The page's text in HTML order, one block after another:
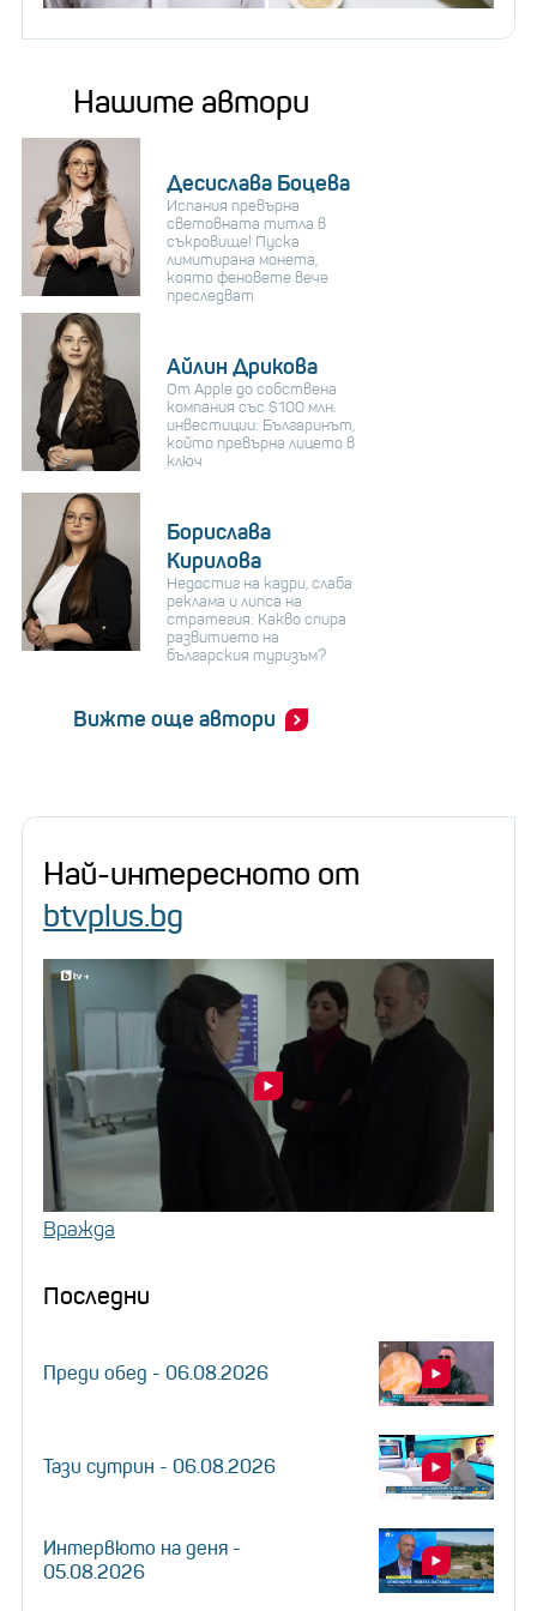
Нашите автори
Десислава Боцева
Испания превърна
световната титла в
съкровище! Пуска
лимитирана монета,
която феновете вече
преследват
Айлин Дрикова
От Apple до собствена
компания със $100 млн.
инвестиции: Българинът,
който превърна лицето в
ключ
Борислава
Кирилова
Недостиг на кадри, слаба
реклама и липса на
стратегия: Какво спира
развитието на
българския туризъм?
Вижте още автори
Най-интересното от
btvplus.bg
Вражда
Последни
Преди обед - 06.08.2026
Тази сутрин - 06.08.2026
Интервюто на деня -
05.08.2026